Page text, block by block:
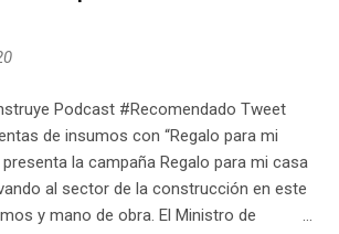
Podcast #Recomendado Tweet
de insumos con “Regalo para mi
presenta la campaña Regalo para mi casa
al sector de la construcción en este
y mano de obra. El Ministro de